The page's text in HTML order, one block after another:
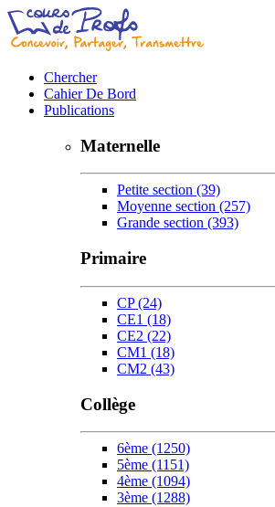
Chercher
Cahier De Bord
Publications
Maternelle
Petite section (39)
Moyenne section (257)
Grande section (393)
Primaire
CP(24)
CE1 (18)
CE2 (22)
CM1 (18)
CM2 (43)
Collège
6ème (1250)
5ème (1151)
4ème (1094)
3ème (1288)